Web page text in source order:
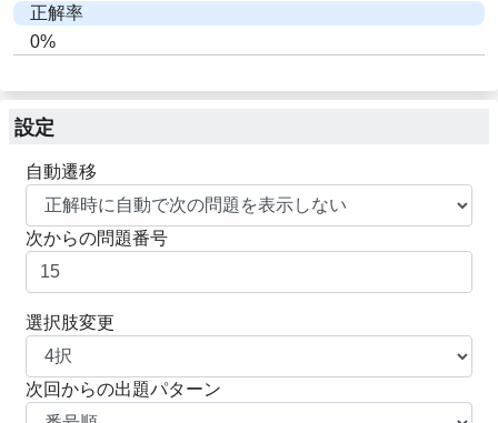
正解率
0%
設定
自動遷移
次からの問題番号
選択肢変更
次回からの出題パターン